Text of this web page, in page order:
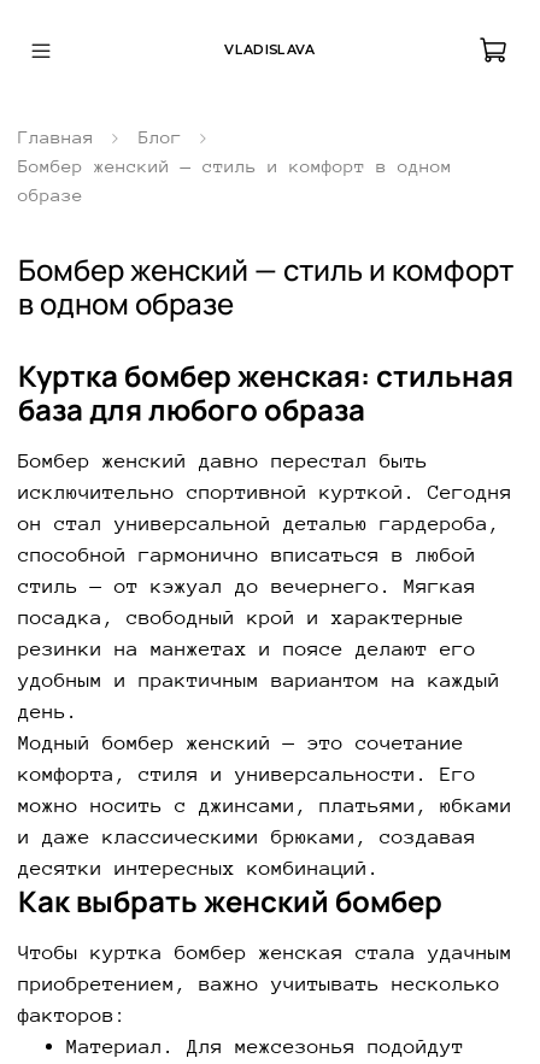
VLADISLAVA
Главная
Блог
Бомбер женский — стиль и комфорт в одном
образе
Бомбер женский — стиль и комфорт
в одном образе
Куртка бомбер женская: стильная
база для любого образа
Бомбер женский давно перестал быть
исключительно спортивной курткой. Сегодня
он стал универсальной деталью гардероба,
способной гармонично вписаться в любой
стиль — от кэжуал до вечернего. Мягкая
посадка, свободный крой и характерные
резинки на манжетах и поясе делают его
удобным и практичным вариантом на каждый
день.
Модный бомбер женский — это сочетание
комфорта, стиля и универсальности. Его
можно носить с джинсами, платьями, юбками
и даже классическими брюками, создавая
десятки интересных комбинаций.
Как выбрать женский бомбер
Чтобы куртка бомбер женская стала удачным
приобретением, важно учитывать несколько
факторов:
Материал. Для межсезонья подойдут